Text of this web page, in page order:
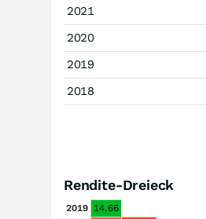
2021
2020
2019
2018
Rendite-Dreieck
2019 14.66